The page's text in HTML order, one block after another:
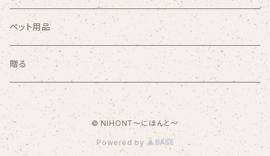
メイクブラシ
ペット用品
贈る
© NIHONT〜にほんと〜
Powered by